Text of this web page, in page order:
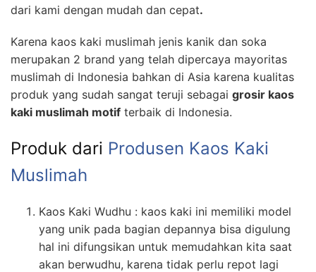
dari kami dengan mudah dan cepat.
Karena kaos kaki muslimah jenis kanik dan soka
merupakan 2 brand yang telah dipercaya mayoritas
muslimah di Indonesia bahkan di Asia karena kualitas
produk yang sudah sangat teruji sebagai grosir kaos
kaki muslimah motif terbaik di Indonesia.
Produk dari Produsen Kaos Kaki
Muslimah
Kaos Kaki Wudhu : kaos kaki ini memiliki model
yang unik pada bagian depannya bisa digulung
hal ini difungsikan untuk memudahkan kita saat
akan berwudhu, karena tidak perlu repot lagi